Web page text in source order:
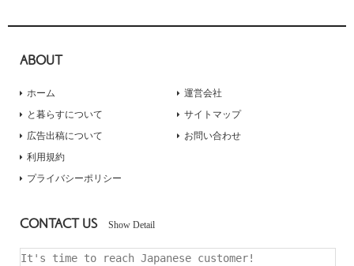
ABOUT
ホーム
と暮らすについて
広告出稿について
運営会社
サイトマップ
お問い合わせ
利用規約
プライバシーポリシー
CONTACT US Show Detail